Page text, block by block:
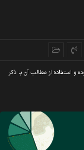
و استفاده از مطالب آن با ذکر